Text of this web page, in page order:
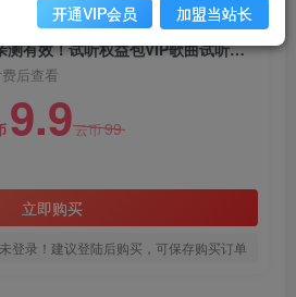
免费领取QQ音乐会员亲测有效！试听权益包VIP歌曲试听权益包【截止8月31日】
后查看
9.9云币99
立即购买
登录！建议登陆后购买，可保存购买订单
开通VIP会员 加盟当站长